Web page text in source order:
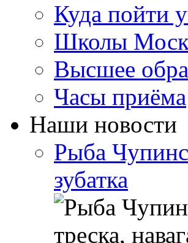
Куда пойти
Школы
Высшее
Часы приёма
Наши новости
Рыба
зубатка